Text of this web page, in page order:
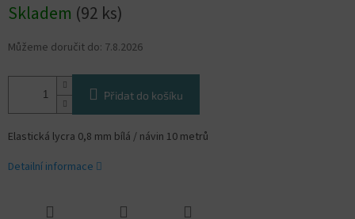
cena:
Skladem (92 ks)
Můžeme doručit do: 7.8.2026
Přidat do košíku
Elastická lycra 0,8 mm bílá / návin 10 metrů
Detailní informace